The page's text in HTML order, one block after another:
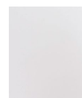
Letni
Obecnie kobiety
odzieżowy jest
welurowe czy
również wersje